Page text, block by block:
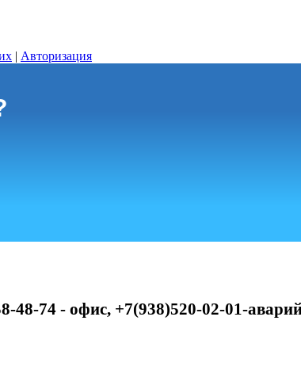
| Авторизация
48-74 - офис, +7(938)520-02-01-